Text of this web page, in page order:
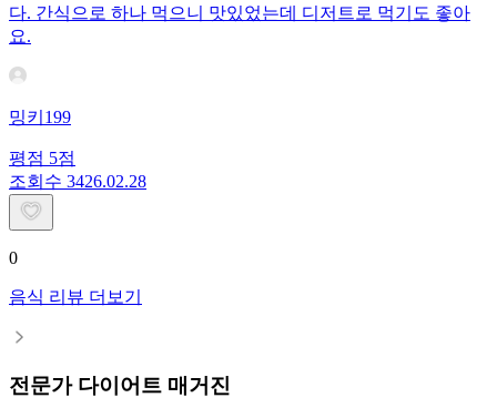
다. 간식으로 하나 먹으니 맛있었는데 디저트로 먹기도 좋아
요.
밍키199
평점 5점
조회수 3426.02.28
0
음식 리뷰 더보기
전문가 다이어트 매거진